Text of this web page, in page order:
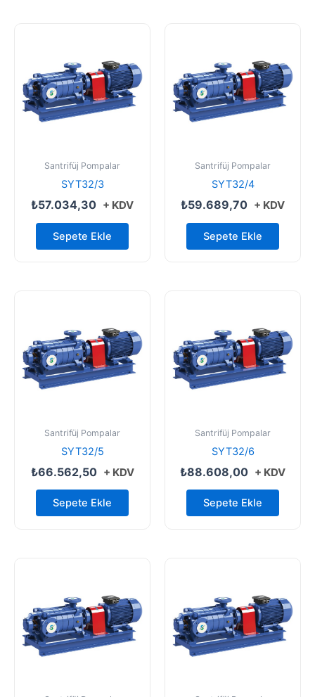
Santrifüj Pompalar
SYT32/3
₺57.034,30 + KDV
Sepete Ekle
Santrifüj Pompalar
SYT32/4
₺59.689,70 + KDV
Sepete Ekle
Santrifüj Pompalar
SYT32/5
₺66.562,50 + KDV
Sepete Ekle
Santrifüj Pompalar
SYT32/6
₺88.608,00 + KDV
Sepete Ekle